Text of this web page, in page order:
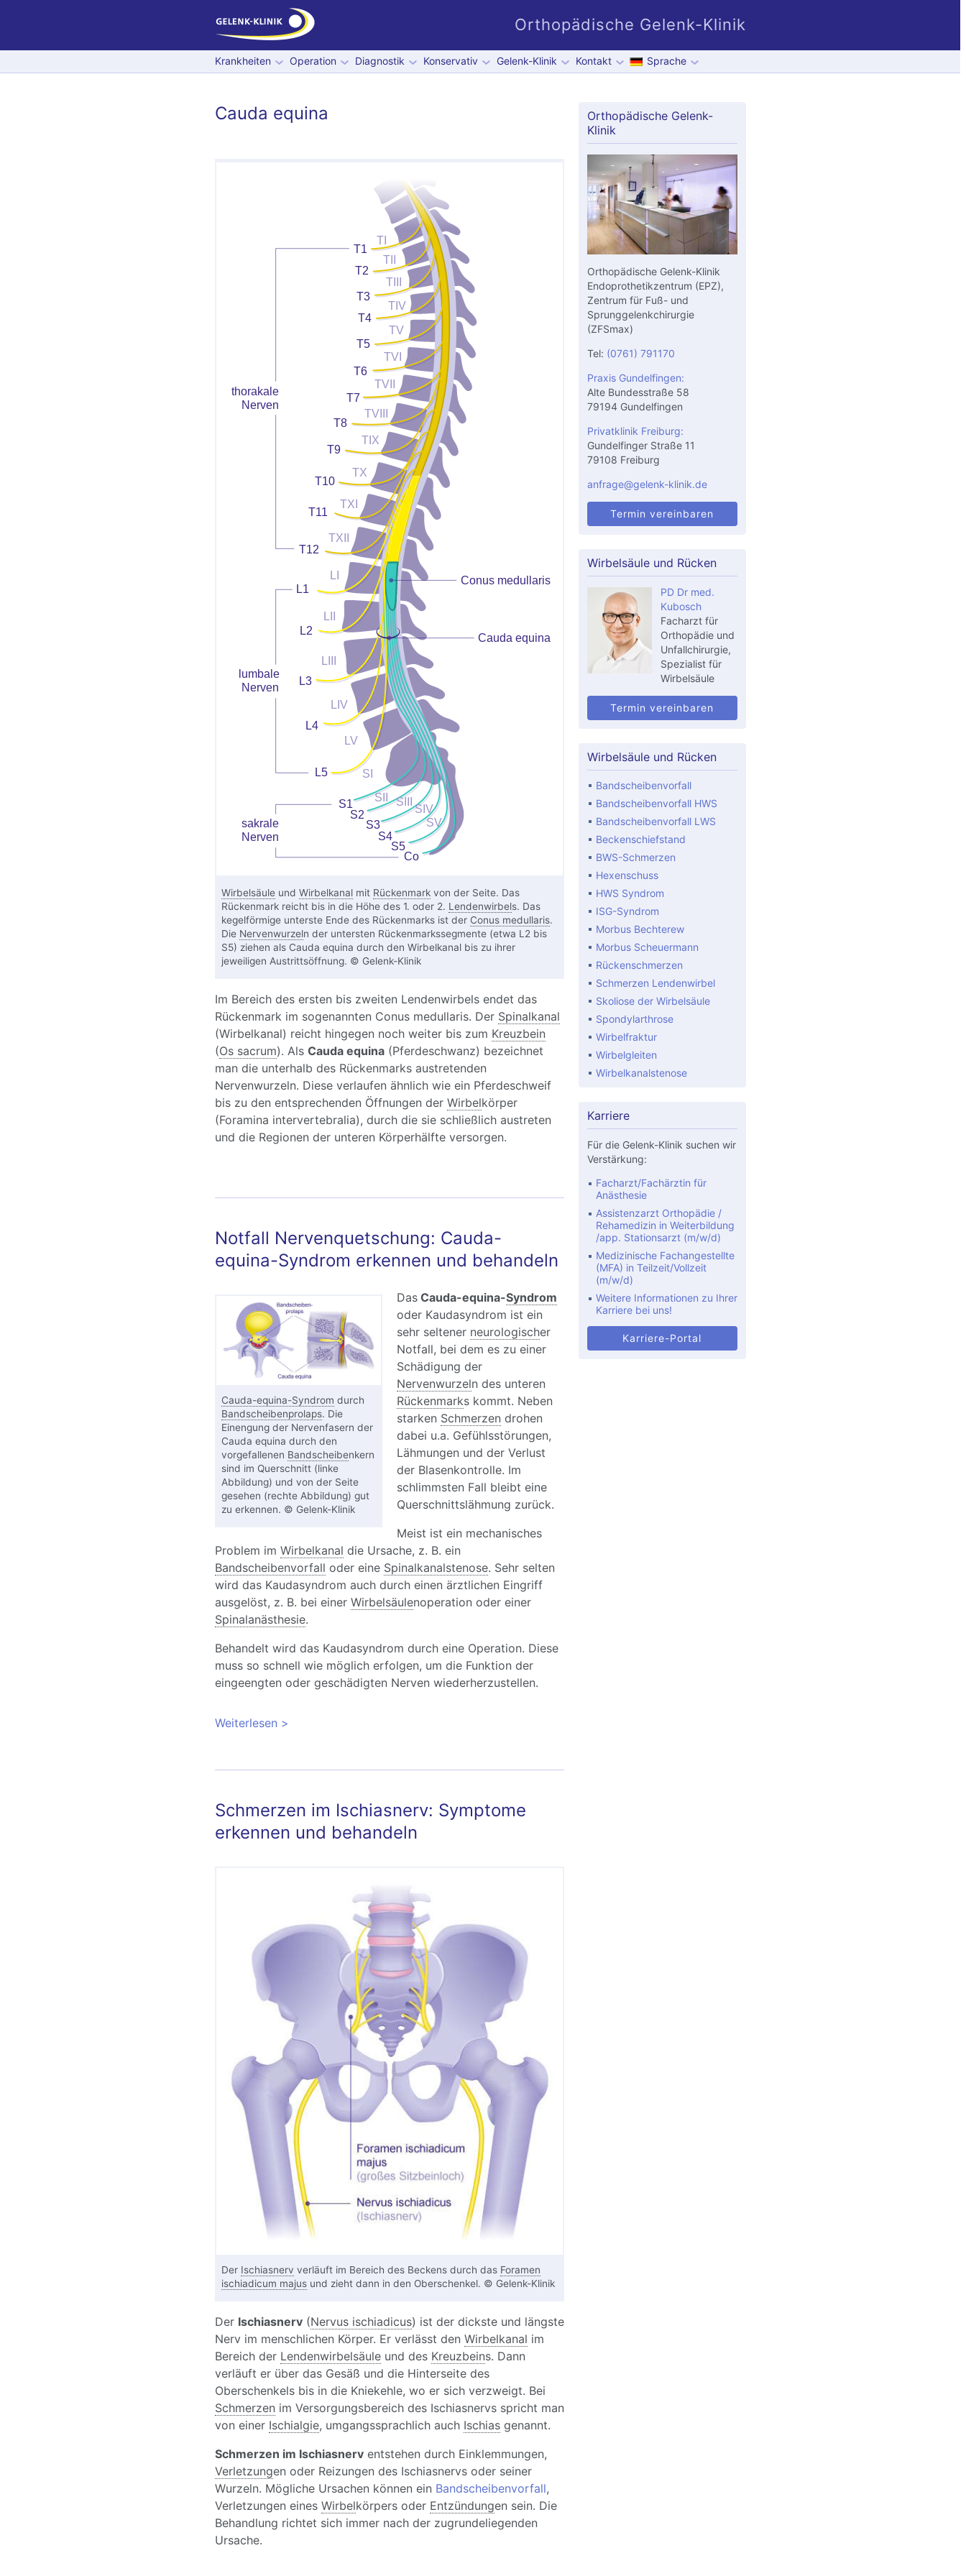
Orthopädische Gelenk-Klinik
Krankheiten Operation Diagnostik Konservativ Gelenk-Klinik Kontakt Sprache
Cauda equina
Wirbelsäuleund Wirbelkanalmit Rückenmarkvon der Seite. Das
Rückenmark reicht bis in die Höhe des 1. oder 2. Lendenwirbels. Das
kegelförmige unterste Ende des Rückenmarks ist der Conus medullaris.
Die Nervenwurzeln der untersten Rückenmarkssegmente (etwa L2 bis
S5) ziehen als Cauda equina durch den Wirbelkanal bis zu ihrer
jeweiligen Austrittsöffnung. © Gelenk-Klinik
Im Bereich des ersten bis zweiten Lendenwirbels endet das
Rückenmark im sogenannten Conus medullaris. Der Spinalkanal
(Wirbelkanal) reicht hingegen noch weiter bis zum Kreuzbein
(Os sacrum). Als Cauda equina(Pferdeschwanz) bezeichnet
man die unterhalb des Rückenmarks austretenden
Nervenwurzeln. Diese verlaufen ähnlich wie ein Pferdeschweif
bis zu den entsprechenden Öffnungen der Wirbelkörper
(Foramina intervertebralia), durch die sie schließlich austreten
und die Regionen der unteren Körperhälfte versorgen.
Notfall Nervenquetschung: Cauda-
equina-Syndrom erkennen und behandeln
Cauda-equina-Syndrom durch
Bandscheibenprolaps. Die
Einengung der Nervenfasern der
Cauda equina durch den
vorgefallenen Bandscheibenkern
sind im Querschnitt (linke
Abbildung) und von der Seite
gesehen (rechte Abbildung) gut
zu erkennen. © Gelenk-Klinik
DasCauda-equina-Syndrom
oder Kaudasyndrom ist ein
sehr seltener neurologischer
Notfall, bei dem es zu einer
Schädigung der
Nervenwurzeln des unteren
Rückenmarks kommt. Neben
starken Schmerzen drohen
dabei u.a. Gefühlsstörungen,
Lähmungen und der Verlust
der Blasenkontrolle. Im
schlimmsten Fall bleibt eine
Querschnittslähmung zurück.
Meist ist ein mechanisches
Problem im Wirbelkanal die Ursache, z. B. ein
Bandscheibenvorfall oder eine Spinalkanalstenose. Sehr selten
wird das Kaudasyndrom auch durch einen ärztlichen Eingriff
ausgelöst, z. B. bei einer Wirbelsäulenoperation oder einer
Spinalanästhesie.
Behandelt wird das Kaudasyndrom durch eine Operation. Diese
muss so schnell wie möglich erfolgen, um die Funktion der
eingeengten oder geschädigten Nerven wiederherzustellen.
Weiterlesen über Notfall Nervenquetschung: Cauda-equina-
Schmerzen im Ischiasnerv: Symptome
erkennen und behandeln
Der Ischiasnerv verläuft im Bereich des Beckens durch das Foramen
ischiadicum majusund zieht dann in den Oberschenkel. © Gelenk-Klinik
Der Ischiasnerv(Nervus ischiadicus) ist der dickste und längste
Nerv im menschlichen Körper. Er verlässt den Wirbelkanal im
Bereich der Lendenwirbelsäuleund des Kreuzbeins. Dann
verläuft er über das Gesäß und die Hinterseite des
Oberschenkels bis in die Kniekehle, wo er sich verzweigt. Bei
Schmerzen im Versorgungsbereich des Ischiasnervs spricht man
von einer Ischialgie, umgangssprachlich auch Ischiasgenannt.
Schmerzen im Ischiasnerventstehen durch Einklemmungen,
Verletzungen oder Reizungen des Ischiasnervs oder seiner
Wurzeln. Mögliche Ursachen können ein Bandscheibenvorfall,
Verletzungen eines Wirbelkörpers oder Entzündungen sein. Die
Behandlung richtet sich immer nach der zugrundeliegenden
Ursache.
Orthopädische Gelenk-
Klinik
Orthopädische Gelenk-Klinik
Endoprothetikzentrum (EPZ),
Zentrum für Fuß- und
Sprunggelenkchirurgie
(ZFSmax)
Tel: (0761) 791170
Praxis Gundelfingen:
Alte Bundesstraße 58
79194 Gundelfingen
Privatklinik Freiburg:
Gundelfinger Straße 11
79108 Freiburg
anfrage@gelenk-klinik.de
Termin vereinbaren
Wirbelsäule und Rücken
PD Dr med.
Kubosch
Facharzt für
Orthopädie und
Unfallchirurgie,
Spezialist für
Wirbelsäule
Termin vereinbaren
Wirbelsäule und Rücken
Bandscheibenvorfall
Bandscheibenvorfall HWS
Bandscheibenvorfall LWS
Beckenschiefstand
BWS-Schmerzen
Hexenschuss
HWS Syndrom
ISG-Syndrom
Morbus Bechterew
Morbus Scheuermann
Rückenschmerzen
Schmerzen Lendenwirbel
Skoliose der Wirbelsäule
Spondylarthrose
Wirbelfraktur
Wirbelgleiten
Wirbelkanalstenose
Karriere
Für die Gelenk-Klinik suchen wir
Verstärkung:
Facharzt/Fachärztin für
Anästhesie
Assistenzarzt Orthopädie /
Rehamedizin in Weiterbildung
/app. Stationsarzt (m/w/d)
Medizinische Fachangestellte
(MFA) in Teilzeit/Vollzeit
(m/w/d)
Weitere Informationen zu Ihrer
Karriere bei uns!
Karriere-Portal